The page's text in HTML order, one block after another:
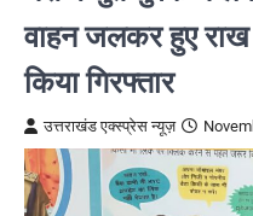
वाहन जलकर हुए
किया गिरफ्तार
उत्तराखंड एक्स्प्रेस न्यूज़